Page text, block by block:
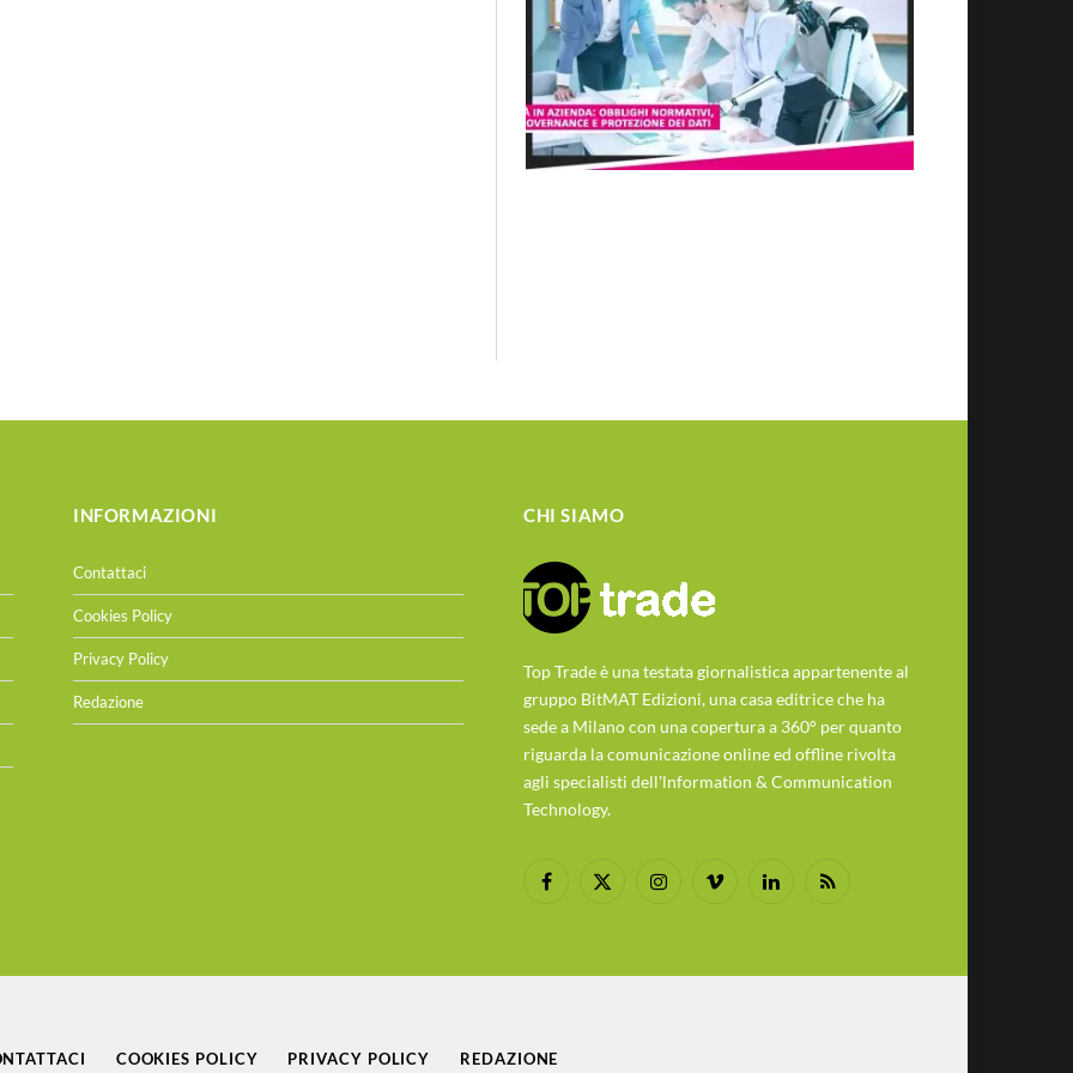
INFORMAZIONI
Contattaci
Cookies Policy
Privacy Policy
Redazione
CHI SIAMO
Top Trade è una testata giornalistica appartenente al
gruppo BitMAT Edizioni, una casa editrice che ha
sede a Milano con una copertura a 360° per quanto
riguarda la comunicazione online ed offline rivolta
agli specialisti dell'lnformation & Communication
Technology.
Facebook
X
InstagramVimeo LinkedInRSS
COOKIES POLICY PRIVACY POLICY REDAZIONE